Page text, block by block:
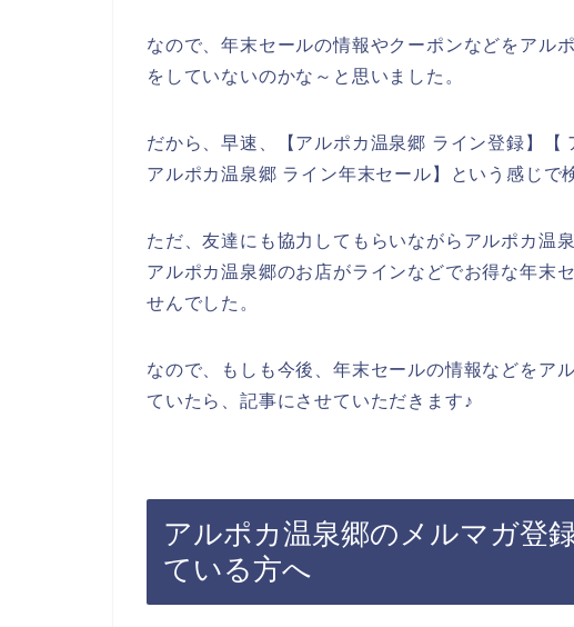
なので、年末セールの情報やクーポンなどをアル
をしていないのかな～と思いました。
だから、早速、【アルポカ温泉郷 ライン登録】【
アルポカ温泉郷 ライン年末セール】という感じで
ただ、友達にも協力してもらいながらアルポカ温
アルポカ温泉郷のお店がラインなどでお得な年末
せんでした。
なので、もしも今後、年末セールの情報などをア
ていたら、記事にさせていただきます♪
アルポカ温泉郷のメルマガ登
ている方へ